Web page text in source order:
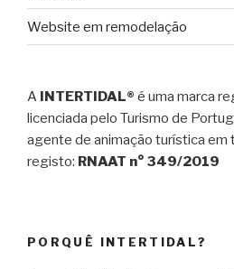
Website em remodelação
A INTERTIDAL® é uma marca
licenciada pelo Turismo de
agente de animação turística em
registo: RNAAT n° 349/2019
PORQUÊ INTERTIDAL?